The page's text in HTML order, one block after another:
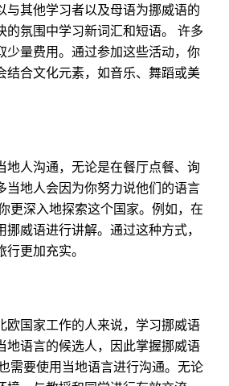
其他学习者以及母语为挪威语的
氛围中学习新词汇和短语。 许多
量费用。通过参加这些活动，你
合文化元素，如音乐、舞蹈或美
人沟通，无论是在餐厅点餐、询
地人会因为你努力说他们的语言
更深入地探索这个国家。例如，在
威语进行讲解。通过这种方式，
更加充实。
国家工作的人来说，学习挪威语
语言的候选人，因此掌握挪威语
需要使用当地语言进行沟通。无论